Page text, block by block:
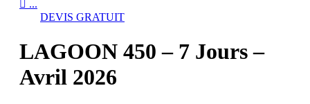
...
DEVIS GRATUIT
LAGOON 450 – 7 Jours –
Avril 2026